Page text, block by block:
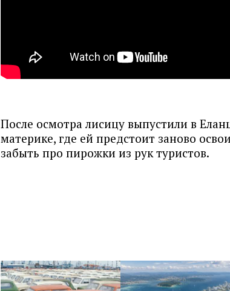
После осмотра лисицу выпустили в
материке, где ей предстоит заново
забыть про пирожки из рук туристов.